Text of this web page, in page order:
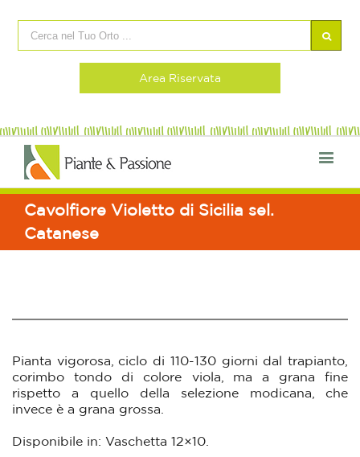
Area Riservata
Cavolfiore Violetto di Sicilia sel.
Catanese
Pianta vigorosa, ciclo di 110-130 giorni dal trapianto,
corimbo tondo di colore viola, ma a grana fine
rispetto a quello della selezione modicana, che
invece è a grana grossa.
Disponibile in: Vaschetta 12×10.